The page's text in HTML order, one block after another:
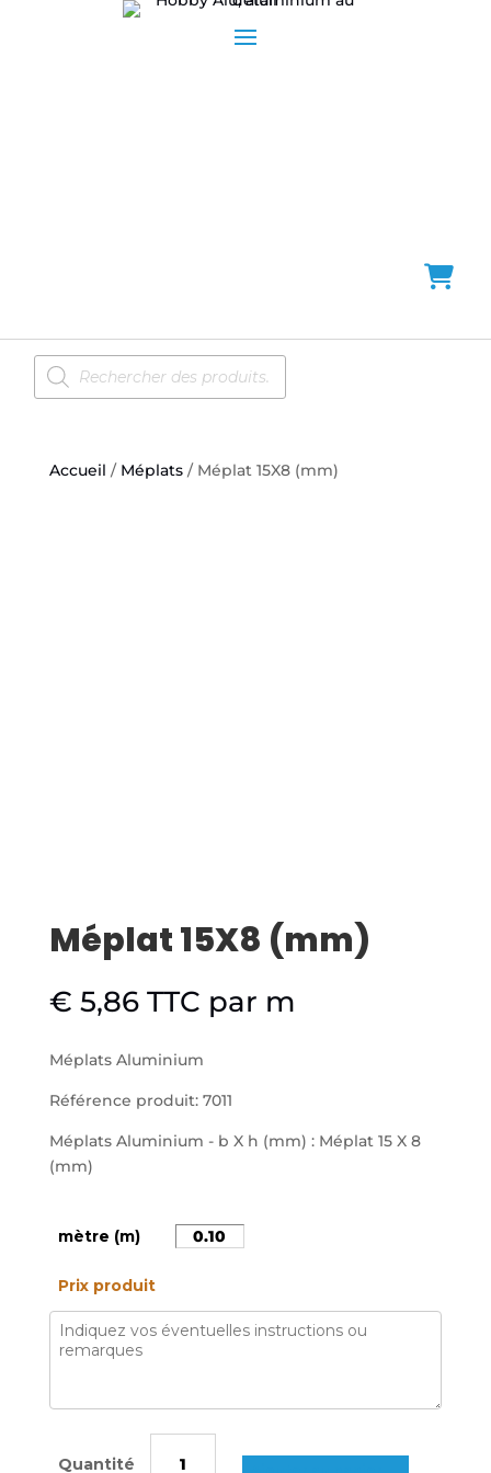
Recherche
de
produits
Accueil / Méplats/ Méplat 15X8 (mm)
Méplat 15X8 (mm)
€ 5,86 TTC par m
Méplats Aluminium
Référence produit: 7011
Méplats Aluminium - b X h (mm) : Méplat 15 X 8
(mm)
mètre (m)
Prix produit